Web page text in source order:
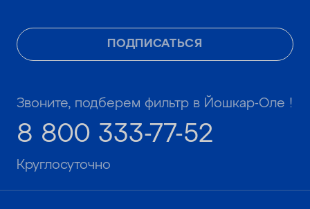
ПОДПИСАТЬСЯ
Звоните, подберем фильтр в Йошкар-Оле !
8 800 333-77-52
Круглосуточно